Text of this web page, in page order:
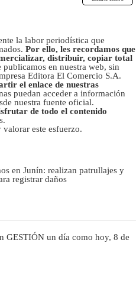
la labor periodística que
Por ello, les recordamos que
distribuir, copiar total
publicamos en nuestra web, sin
Editora El Comercio S.A.
el enlace de nuestras
puedan acceder a información
nuestra fuente oficial.
de todo el contenido
este esfuerzo.
en Junín: realizan patrullajes y
registrar daños
GESTIÓN un día como hoy, 8 de